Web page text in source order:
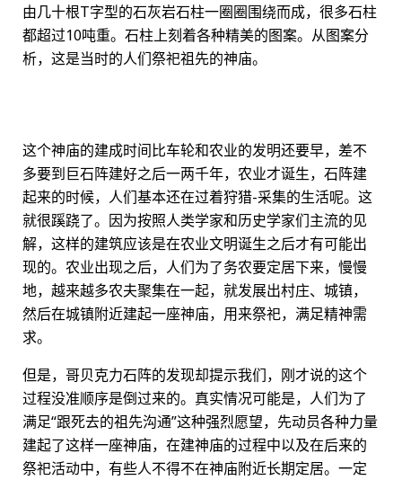
由几十根T字型的石灰岩石柱一圈圈围绕而成，很多石柱
都超过10吨重。石柱上刻着各种精美的图案。从图案分
析，这是当时的人们祭祀祖先的神庙。
这个神庙的建成时间比车轮和农业的发明还要早，差不
多要到巨石阵建好之后一两千年，农业才诞生，石阵建
起来的时候，人们基本还在过着狩猎-采集的生活呢。这
就很蹊跷了。因为按照人类学家和历史学家们主流的见
解，这样的建筑应该是在农业文明诞生之后才有可能出
现的。农业出现之后，人们为了务农要定居下来，慢慢
地，越来越多农夫聚集在一起，就发展出村庄、城镇，
然后在城镇附近建起一座神庙，用来祭祀，满足精神需
求。
但是，哥贝克力石阵的发现却提示我们，刚才说的这个
过程没准顺序是倒过来的。真实情况可能是，人们为了
满足“跟死去的祖先沟通”这种强烈愿望，先动员各种力量
建起了这样一座神庙，在建神庙的过程中以及在后来的
祭祀活动中，有些人不得不在神庙附近长期定居。一定